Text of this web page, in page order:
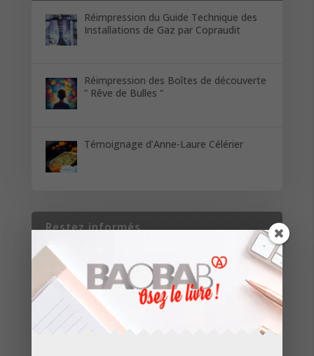
Réimpression du Guide Technique des
Installations de Gaz par Copraudit
Réimpression des Boîtes de découverte
” Rêve de Bulles “
Témoignage d’Anne-Laure Célérier
Restez informés